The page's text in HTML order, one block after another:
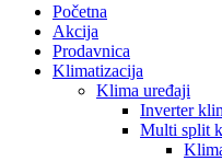
Početna
Akcija
Prodavnica
Klimatizacija
Klima uređaji
Inverter
Multi split